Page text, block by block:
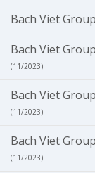
Bach Viet
Bach Viet
(11/2023)
Bach Viet
(11/2023)
Bach Viet
(11/2023)